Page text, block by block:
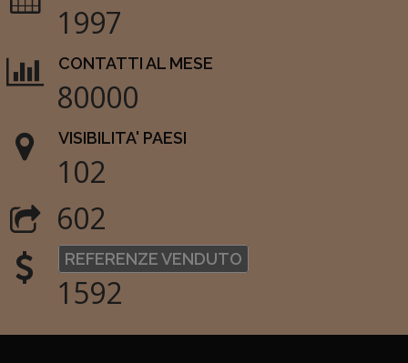
1997
CONTATTI AL MESE
80000
VISIBILITA' PAESI
102
602
REFERENZE VENDUTO
1592